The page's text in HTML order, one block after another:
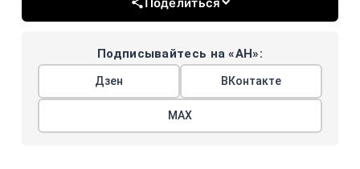
Подписывайтесь на «АН»:
Дзен ВКонтакте
МАХ